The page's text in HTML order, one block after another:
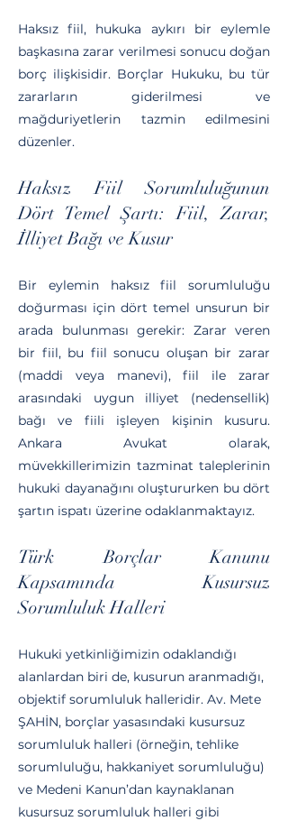
Haksız fiil, hukuka aykırı bir eylemle
başkasına zarar verilmesi sonucu doğan
borç ilişkisidir. Borçlar Hukuku, bu tür
zararların giderilmesi ve
mağduriyetlerin tazmin edilmesini
düzenler.
Haksız Fiil Sorumluluğunun
Dört Temel Şartı: Fiil, Zarar,
İlliyet Bağı ve Kusur
Bir eylemin haksız fiil sorumluluğu
doğurması için dört temel unsurun bir
arada bulunması gerekir: Zarar veren
bir fiil, bu fiil sonucu oluşan bir zarar
(maddi veya manevi), fiil ile zarar
arasındaki uygun illiyet (nedensellik)
bağı ve fiili işleyen kişinin kusuru.
Ankara Avukat olarak,
müvekkillerimizin tazminat taleplerinin
hukuki dayanağını oluştururken bu dört
şartın ispatı üzerine odaklanmaktayız.
Türk Borçlar Kanunu
Kapsamında Kusursuz
Sorumluluk Halleri
Hukuki yetkinliğimizin odaklandığı
alanlardan biri de, kusurun aranmadığı,
objektif sorumluluk halleridir. Av. Mete
ŞAHİN, borçlar yasasındaki kusursuz
sorumluluk halleri (örneğin, tehlike
sorumluluğu, hakkaniyet sorumluluğu)
ve Medeni Kanun’dan kaynaklanan
kusursuz sorumluluk halleri gibi